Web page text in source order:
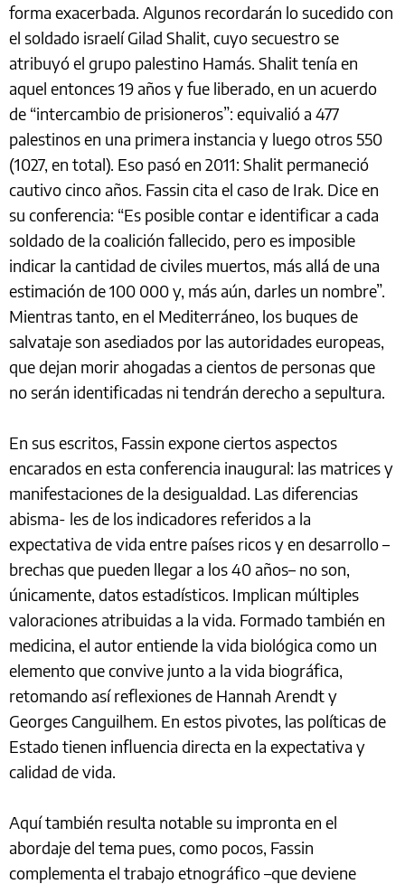
forma exacerbada. Algunos recordarán lo sucedido con
el soldado israelí Gilad Shalit, cuyo secuestro se
atribuyó el grupo palestino Hamás. Shalit tenía en
aquel entonces 19 años y fue liberado, en un acuerdo
de “intercambio de prisioneros”: equivalió a 477
palestinos en una primera instancia y luego otros 550
(1027, en total). Eso pasó en 2011: Shalit permaneció
cautivo cinco años. Fassin cita el caso de Irak. Dice en
su conferencia: “Es posible contar e identificar a cada
soldado de la coalición fallecido, pero es imposible
indicar la cantidad de civiles muertos, más allá de una
estimación de 100 000 y, más aún, darles un nombre”.
Mientras tanto, en el Mediterráneo, los buques de
salvataje son asediados por las autoridades europeas,
que dejan morir ahogadas a cientos de personas que
no serán identificadas ni tendrán derecho a sepultura.
En sus escritos, Fassin expone ciertos aspectos
encarados en esta conferencia inaugural: las matrices y
manifestaciones de la desigualdad. Las diferencias
abisma- les de los indicadores referidos a la
expectativa de vida entre países ricos y en desarrollo –
brechas que pueden llegar a los 40 años– no son,
únicamente, datos estadísticos. Implican múltiples
valoraciones atribuidas a la vida. Formado también en
medicina, el autor entiende la vida biológica como un
elemento que convive junto a la vida biográfica,
retomando así reflexiones de Hannah Arendt y
Georges Canguilhem. En estos pivotes, las políticas de
Estado tienen influencia directa en la expectativa y
calidad de vida.
Aquí también resulta notable su impronta en el
abordaje del tema pues, como pocos, Fassin
complementa el trabajo etnográfico –que deviene